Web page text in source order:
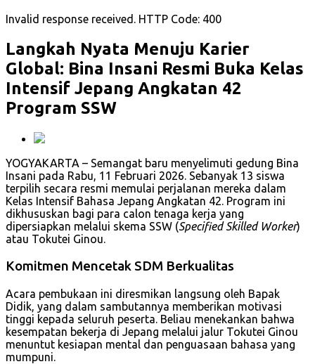
Invalid response received. HTTP Code: 400
Langkah Nyata Menuju Karier
Global: Bina Insani Resmi Buka Kelas
Intensif Jepang Angkatan 42
Program SSW
YOGYAKARTA – Semangat baru menyelimuti gedung Bina
Insani pada Rabu, 11 Februari 2026. Sebanyak 13 siswa
terpilih secara resmi memulai perjalanan mereka dalam
Kelas Intensif Bahasa Jepang Angkatan 42. Program ini
dikhususkan bagi para calon tenaga kerja yang
dipersiapkan melalui skema SSW (Specified Skilled Worker)
atau Tokutei Ginou.
Komitmen Mencetak SDM Berkualitas
Acara pembukaan ini diresmikan langsung oleh Bapak
Didik, yang dalam sambutannya memberikan motivasi
tinggi kepada seluruh peserta. Beliau menekankan bahwa
kesempatan bekerja di Jepang melalui jalur Tokutei Ginou
menuntut kesiapan mental dan penguasaan bahasa yang
mumpuni.